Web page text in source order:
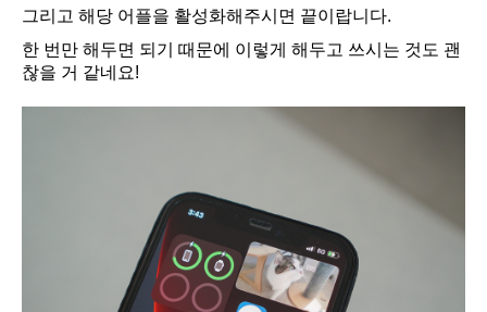
그리고 해당 어플을 활성화해주시면 끝이랍니다.
한 번만 해두면 되기 때문에 이렇게 해두고 쓰시는 것도 괜
찮을 거 같네요!